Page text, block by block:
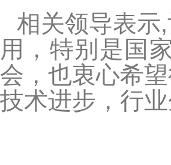
相关领导表示
用，特别是国
会，也衷心希
技术进步，行